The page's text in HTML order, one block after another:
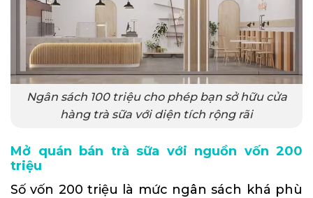
Ngân sách 100 triệu cho phép bạn sở hữu cửa
hàng trà sữa với diện tích rộng rãi
Mở quán bán trà sữa với nguồn vốn 200
triệu
Số vốn 200 triệu là mức ngân sách khá phù